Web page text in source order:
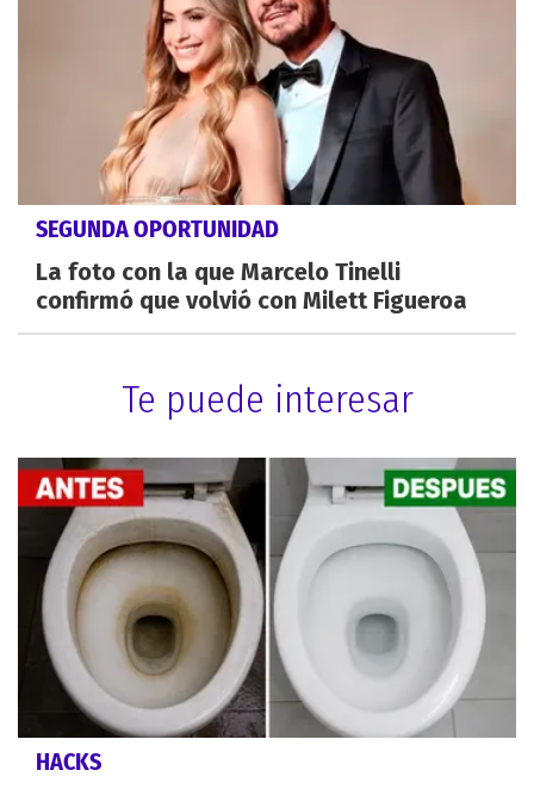
SEGUNDA OPORTUNIDAD
La foto con la que Marcelo Tinelli
confirmó que volvió con Milett Figueroa
Te puede interesar
HACKS